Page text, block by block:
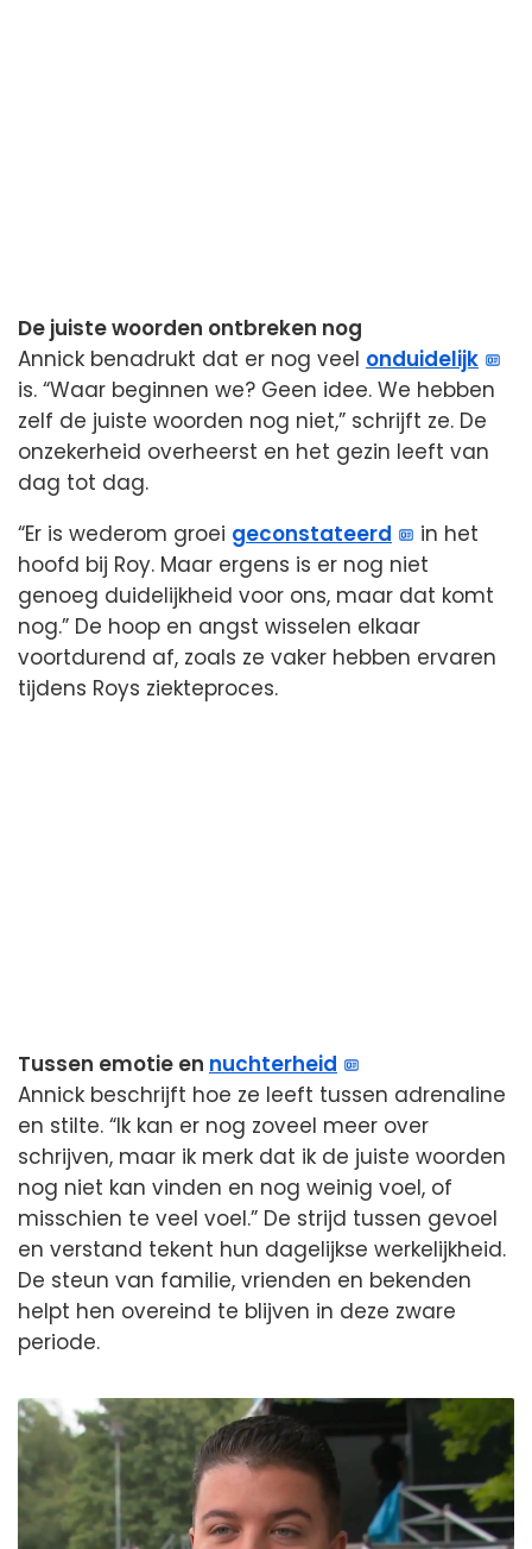
De juiste woorden ontbreken nog
Annick benadrukt dat er nog veel onduidelijk
is. “Waar beginnen we? Geen idee. We hebben
zelf de juiste woorden nog niet,” schrijft ze. De
onzekerheid overheerst en het gezin leeft van
dag tot dag.
“Er is wederom groei geconstateerd
in het
hoofd bij Roy. Maar ergens is er nog niet
genoeg duidelijkheid voor ons, maar dat komt
nog.” De hoop en angst wisselen elkaar
voortdurend af, zoals ze vaker hebben ervaren
tijdens Roys ziekteproces.
Tussen emotie en nuchterheid
Annick beschrijft hoe ze leeft tussen adrenaline
en stilte. “Ik kan er nog zoveel meer over
schrijven, maar ik merk dat ik de juiste woorden
nog niet kan vinden en nog weinig voel, of
misschien te veel voel.” De strijd tussen gevoel
en verstand tekent hun dagelijkse werkelijkheid.
De steun van familie, vrienden en bekenden
helpt hen overeind te blijven in deze zware
periode.